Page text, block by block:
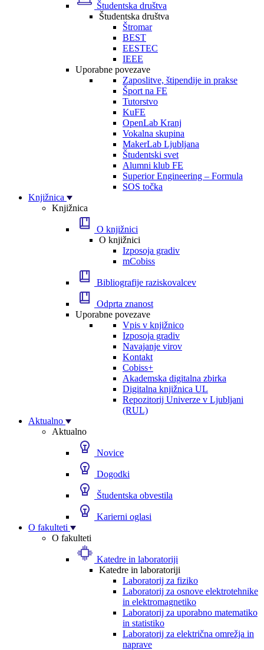
Študentska društva
Študentska društva
Štromar
BEST
EESTEC
IEEE
Uporabne povezave
Zaposlitve, štipendije in prakse
Šport na FE
Tutorstvo
KuFE
OpenLab Kranj
Vokalna skupina
MakerLab Ljubljana
Študentski svet
Alumni klub FE
Superior Engineering – Formula
SOS točka
Knjižnica
Knjižnica
O knjižnici
O knjižnici
Izposoja gradiv
mCobiss
Bibliografije raziskovalcev
Odprta znanost
Uporabne povezave
Vpis v knjižnico
Izposoja gradiv
Navajanje virov
Kontakt
Cobiss+
Akademska digitalna zbirka
Digitalna knjižnica UL
Repozitorij Univerze v Ljubljani
(RUL)
Aktualno
Aktualno
Novice
Dogodki
Študentska obvestila
Karierni oglasi
O fakulteti
O fakulteti
Katedre in laboratoriji
Katedre in laboratoriji
Laboratorij za fiziko
Laboratorij za osnove elektrotehnike
in elektromagnetiko
Laboratorij za uporabno matematiko
in statistiko
Laboratorij za električna omrežja in
naprave